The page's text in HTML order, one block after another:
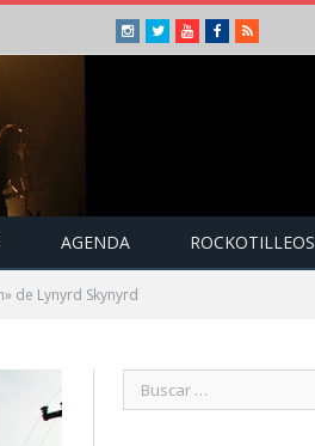
Instagram
TwitterYoutubeFacebook
RSS
AGENDA ROCKOTILLEOS
de Lynyrd Skynyrd